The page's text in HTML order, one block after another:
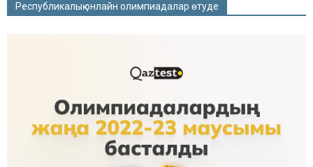
Республикалық онлайн олимпиадалар өтуде